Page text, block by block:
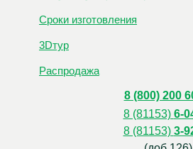
Сроки изготовления
3Dтур
Распродажа
8 (800) 200
8 (81153) 6-
8 (81153) 3-